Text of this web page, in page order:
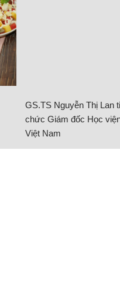
GS.TS Nguyễn Thị Lan
chức Giám đốc Học
Việt Nam